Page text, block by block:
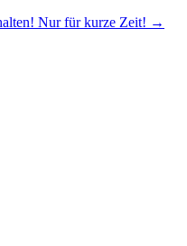
Nur für kurze Zeit! →